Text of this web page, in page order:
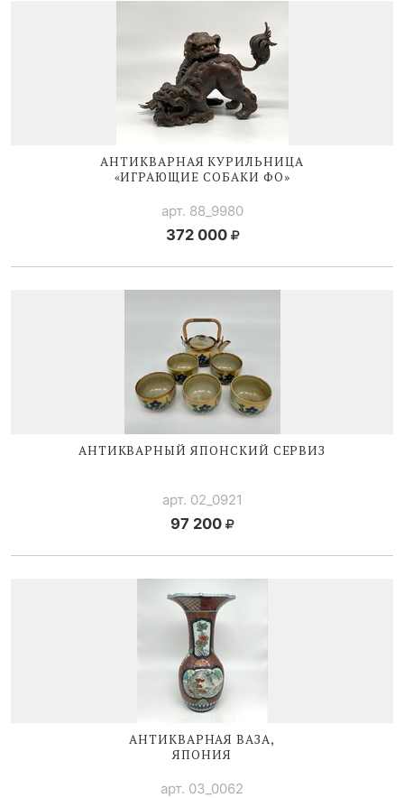
АНТИКВАРНАЯ КУРИЛЬНИЦА
«ИГРАЮЩИЕ СОБАКИ ФО»
арт. 88_9980
372 000
АНТИКВАРНЫЙ ЯПОНСКИЙ СЕРВИЗ
арт. 02_0921
97 200
АНТИКВАРНАЯ ВАЗА,
ЯПОНИЯ
арт. 03_0062